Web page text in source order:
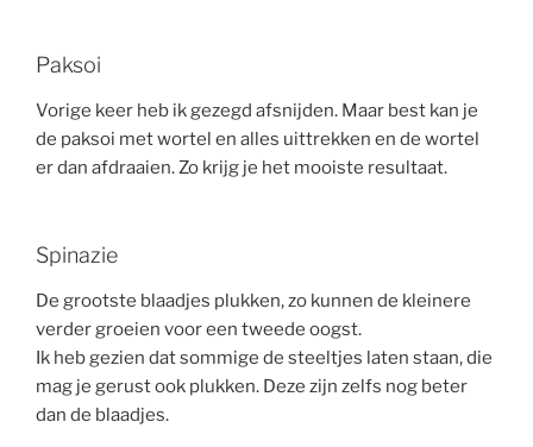
Paksoi
Vorige keer heb ik gezegd afsnijden. Maar best kan je
de paksoi met wortel en alles uittrekken en de wortel
er dan afdraaien. Zo krijg je het mooiste resultaat.
Spinazie
De grootste blaadjes plukken, zo kunnen de kleinere
verder groeien voor een tweede oogst.
Ik heb gezien dat sommige de steeltjes laten staan, die
mag je gerust ook plukken. Deze zijn zelfs nog beter
dan de blaadjes.